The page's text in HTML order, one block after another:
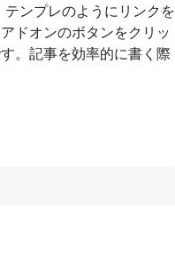
ンプレのようにリンクを
ドオンのボタンをクリッ
。記事を効率的に書く際